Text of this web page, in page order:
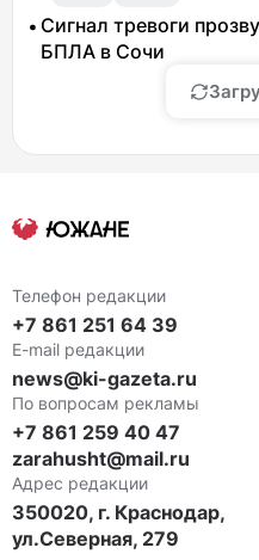
Сигнал тревоги
БПЛА в Сочи
Телефон редакции
+7 861 251 64 39
E-mail редакции
news@ki-gazeta.ru
По вопросам рекламы
+7 861 259 40 47
zarahusht@mail.ru
Адрес редакции
350020, г. Краснодар,
ул.Северная, 279